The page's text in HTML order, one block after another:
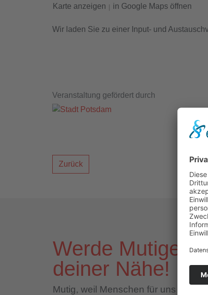
Karte anzeigen | in Google Maps öffnen
Wir laden Sie zu einer Input- und
Veranstaltung gefördert durch
Zurück
Werde Mutige*r
deiner Nähe!
Mutig, weil Menschen für uns im